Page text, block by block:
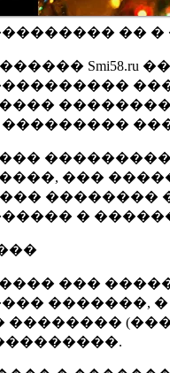
��
���
��������
�
���
�������,
��������